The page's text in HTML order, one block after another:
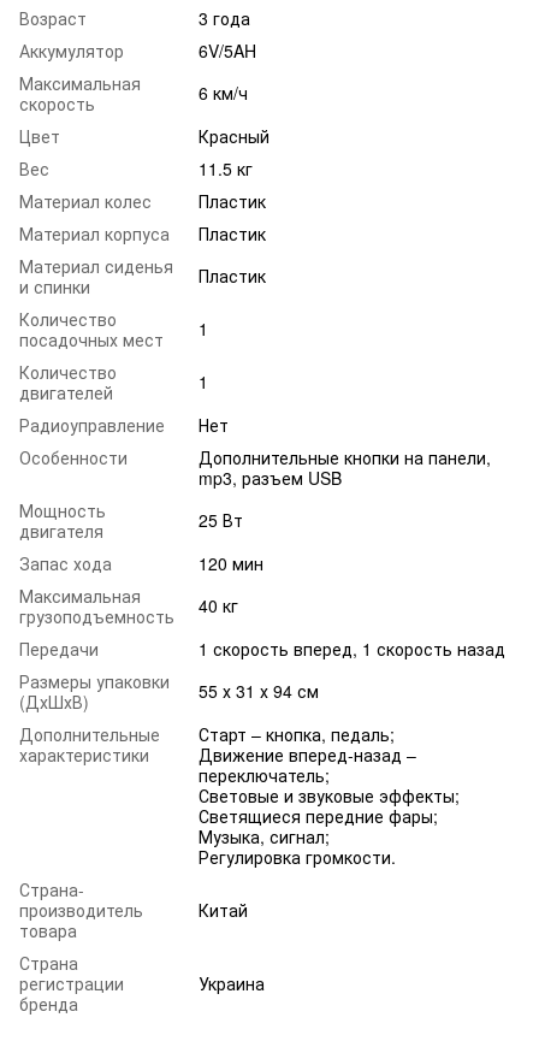
Возраст
3 года
Аккумулятор
6V/5AH
Максимальная
скорость
6 км/ч
Цвет
Красный
Вес
11.5 кг
Материал колес
Пластик
Материал корпуса
Пластик
Материал сиденья
и спинки
Пластик
Количество
посадочных мест
1
Количество
двигателей
1
Радиоуправление
Нет
Особенности
Дополнительные кнопки на панели,
mp3, разъем USB
Мощность
двигателя
25 Вт
Запас хода
120 мин
Максимальная
грузоподъемность
40 кг
Передачи
1 скорость вперед, 1 скорость назад
Размеры упаковки
(ДхШхВ)
55 х 31 х 94 см
Дополнительные
характеристики
Старт – кнопка, педаль;
Движение вперед-назад –
переключатель;
Световые и звуковые эффекты;
Светящиеся передние фары;
Музыка, сигнал;
Регулировка громкости.
Страна-
производитель
товара
Китай
Страна
регистрации
бренда
Украина